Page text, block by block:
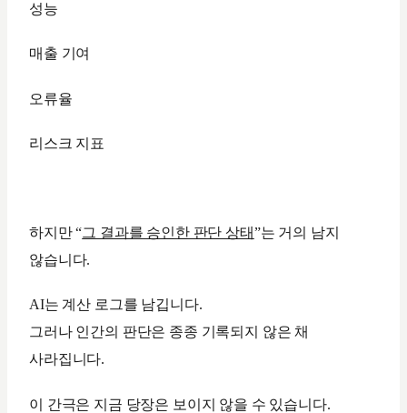
성능
매출 기여
오류율
리스크 지표
하지만 “그 결과를 승인한 판단 상태”는 거의 남지
않습니다.
AI는 계산 로그를 남깁니다.
그러나 인간의 판단은 종종 기록되지 않은 채
사라집니다.
이 간극은 지금 당장은 보이지 않을 수 있습니다.